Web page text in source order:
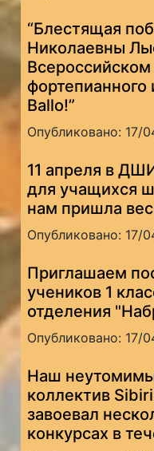
“Блестящая
Николаевны
Всероссийском
фортепианного
Ballo!”
Опубликовано: 17/
11 апреля в
для учащихся
нам пришла
Опубликовано: 17/
Приглашаем
учеников 1
отделения
Опубликовано: 17/
Наш
коллектив
завоевал
конкурсах в